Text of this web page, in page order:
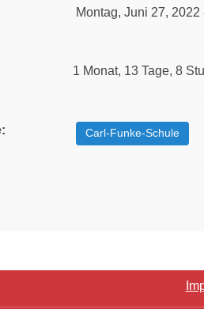
Montag, Juni 27,
1 Monat, 13 Tage, 8
Carl-Funke-Schule